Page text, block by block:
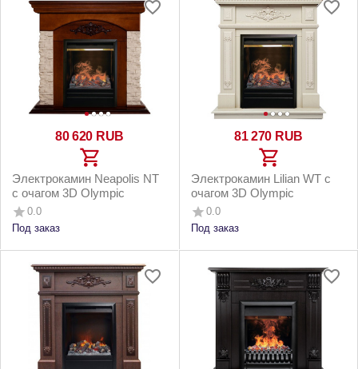
80 620 RUB
Электрокамин Neapolis NT
c очагом 3D Olympic
0.0
Под заказ
81 270 RUB
Электрокамин Lilian WT с
очагом 3D Olympic
0.0
Под заказ